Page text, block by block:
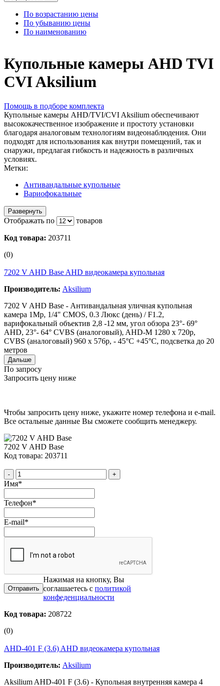
По возрастанию цены
По убыванию цены
По наименованию
Купольные камеры AHD TVI
CVI Aksilium
Помощь в подборе комплекта
Купольные камеры AHD/TVI/CVI Aksilium обеспечивают
высококачественное изображение и простоту установки
благодаря аналоговым технологиям видеонаблюдения. Они
подходят для использования как внутри помещений, так и
снаружи, предлагая гибкость и надежность в различных
условиях.
Метки:
Антивандальные купольные
Вариофокальные
Развернуть
Отображать по товаров
Код товара: 203711
(0)
7202 V AHD Base AHD видеокамера купольная
Производитель: Aksilium
7202 V AHD Base - Антивандальная уличная купольная
камера 1Мр, 1/4" CMOS, 0.3 Люкс (день) / F1.2,
варифокальный объектив 2,8 -12 мм, угол обзора 23°- 69°
AHD, 23°- 64° CVBS (аналоговый), AHD-M 1280 x 720p,
CVBS (аналоговый) 960 x 576p, - 45°C +45°C, подсветка до 20
метров
Дальше
По запросу
Запросить цену ниже
Чтобы запросить цену ниже, укажите номер телефона и e-mail.
Все остальные данные Вы сможете сообщить менеджеру.
7202 V AHD Base
Код товара: 203711
- +
Имя*
Телефон*
E-mail*
Нажимая на кнопку, Вы
соглашаетесь с политикой
конфеденциальности
Код товара: 208722
(0)
AHD-401 F (3.6) AHD видеокамера купольная
Производитель: Aksilium
Aksilium AHD-401 F (3.6) - Купольная внутренняя камера 4